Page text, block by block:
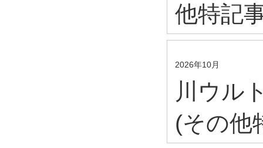
他特記
2026年10月
川ウル
(その他